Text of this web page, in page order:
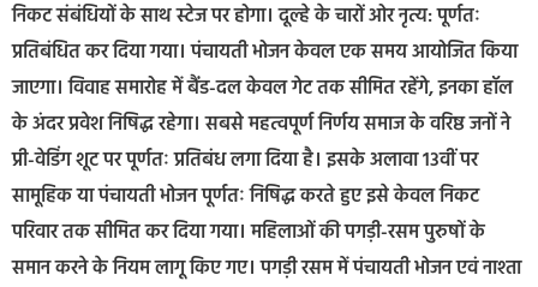
निकट संबंधियों के साथ स्टेज पर होगा। दूल्हे के चारों ओर नृत्य: पूर्णतः
प्रतिबंधित कर दिया गया। पंचायती भोजन केवल एक समय आयोजित किया
जाएगा। विवाह समारोह में बैंड-दल केवल गेट तक सीमित रहेंगे, इनका हॉल
के अंदर प्रवेश निषिद्ध रहेगा। सबसे महत्वपूर्ण निर्णय समाज के वरिष्ठ जनों ने
प्री-वेडिंग शूट पर पूर्णतः प्रतिबंध लगा दिया है। इसके अलावा 13वीं पर
सामूहिक या पंचायती भोजन पूर्णतः निषिद्ध करते हुए इसे केवल निकट
परिवार तक सीमित कर दिया गया। महिलाओं की पगड़ी-रसम पुरुषों के
समान करने के नियम लागू किए गए। पगड़ी रसम में पंचायती भोजन एवं नाश्ता